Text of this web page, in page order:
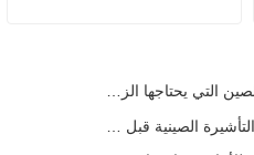
تطبيقات السفر إلى الصين التي يحتاجها الزوار الأجانب حقًا في عام 2026